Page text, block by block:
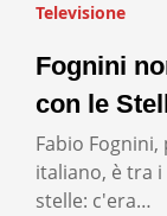
Televisione
Fognini
con le
Fabio
italiano, è tra
stelle: c'era…